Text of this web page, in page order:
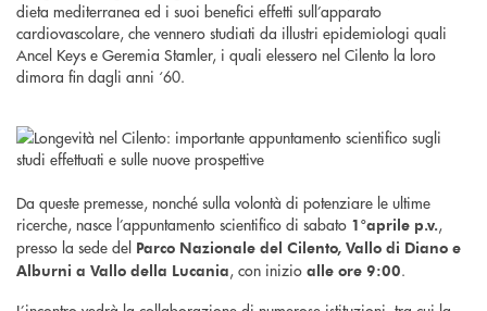
dieta mediterranea ed i suoi benefi­ci effetti sull’apparato
cardiovascolare, che vennero studiati da illustri epidemiologi quali
Ancel Keys e Geremia Stamler, i quali elessero nel Cilento la loro
dimora ­fin dagli anni ‘60.
Da queste premesse, nonché sulla volontà di potenziare le ultime
ricerche, nasce l’appuntamento scientifico di sabato 1°aprile p.v.,
presso la sede del Parco Nazionale del Cilento, Vallo di Diano e
Alburni a Vallo della Lucania, con inizio alle ore 9:00.